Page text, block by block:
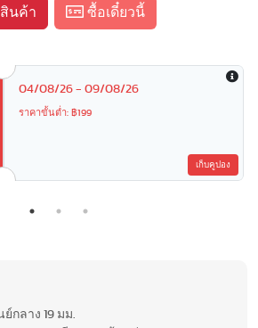
นค้า ซื้อเดี๋ยวนี้
04/08/26 - 09/08/26
ราคาขั้นต่ำ: ฿199
เก็บคูปอง
กลาง 19 มม.